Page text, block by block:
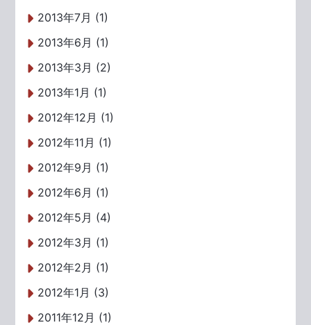
2013年7月 (1)
2013年6月 (1)
2013年3月 (2)
2013年1月 (1)
2012年12月 (1)
2012年11月 (1)
2012年9月 (1)
2012年6月 (1)
2012年5月 (4)
2012年3月 (1)
2012年2月 (1)
2012年1月 (3)
2011年12月 (1)